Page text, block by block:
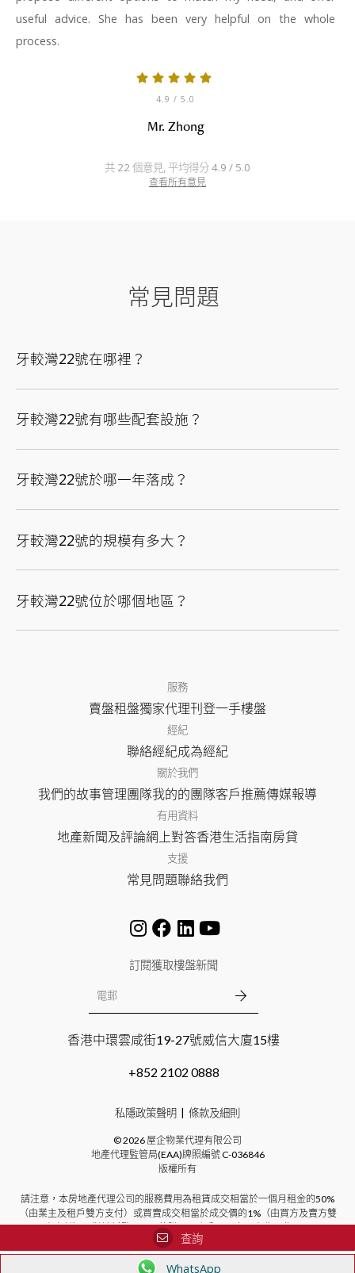
useful advice. She has been very helpful on the whole
process.
4.9 / 5.0
Mr. Zhong
共 22 個意見, 平均得分 4.9 / 5.0
查看所有意見
常見問題
牙較灣22號在哪裡？
牙較灣22號有哪些配套設施？
牙較灣22號於哪一年落成？
牙較灣22號的規模有多大？
牙較灣22號位於哪個地區？
服務
賣盤租盤獨家代理刊登一手樓盤
經紀
聯絡經紀成為經紀
關於我們
我們的故事管理團隊我的的團隊客戶推薦傳媒報導
有用資料
地產新聞及評論網上對答香港生活指南房貸
支援
常見問題聯絡我們
訂閱獲取樓盤新聞
香港中環雲咸街19-27號威信大廈15樓
+852 2102 0888
私隱政策聲明 條款及細則
©2026屋企物業代理有限公司
地產代理監管局(EAA)牌照編號C-036846
版權所有
請注意，本房地產代理公司的服務費用為租賃成交相當於一個月租金的50%
（由業主及租戶雙方支付）或買賣成交相當於成交價的1%（由買方及賣方雙
方支付）。對於新發展項目的購買，本公司不向買方收取費用。
查詢
WhatsApp